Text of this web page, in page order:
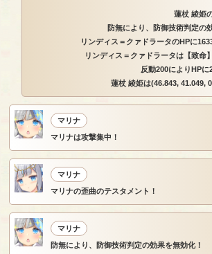
蓮杖 綾姫
防無により、防御技術判定の
リンディス＝クァドラータのHPに
リンディス＝クァドラータは【致命
反動200によりHPに
蓮杖 綾姫は(46.843, 41.049,
マリナ
マリナは攻撃集中！
マリナ
マリナの歪曲のテスタメント！
マリナ
防無により、防御技術判定の効果を無効化！